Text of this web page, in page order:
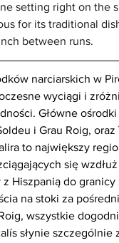
setting right on the
for its traditional
between runs.
narciarskich w
wyciągi i
Główne
i Grau Roig, oraz
to największy
się
Hiszpanią do granicy
na stoki za
wszystkie
słynie szczególnie